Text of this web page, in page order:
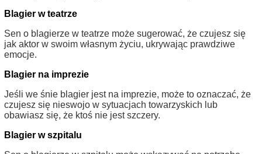
Blagier w teatrze
Sen o blagierze w teatrze może sugerować, że czujesz się
jak aktor w swoim własnym życiu, ukrywając prawdziwe
emocje.
Blagier na imprezie
Jeśli we śnie blagier jest na imprezie, może to oznaczać, że
czujesz się nieswojo w sytuacjach towarzyskich lub
obawiasz się, że ktoś nie jest szczery.
Blagier w szpitalu